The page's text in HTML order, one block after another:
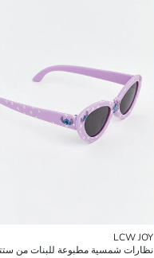
LCW JOY
نظارات شمسية مطبوعة للبنات من